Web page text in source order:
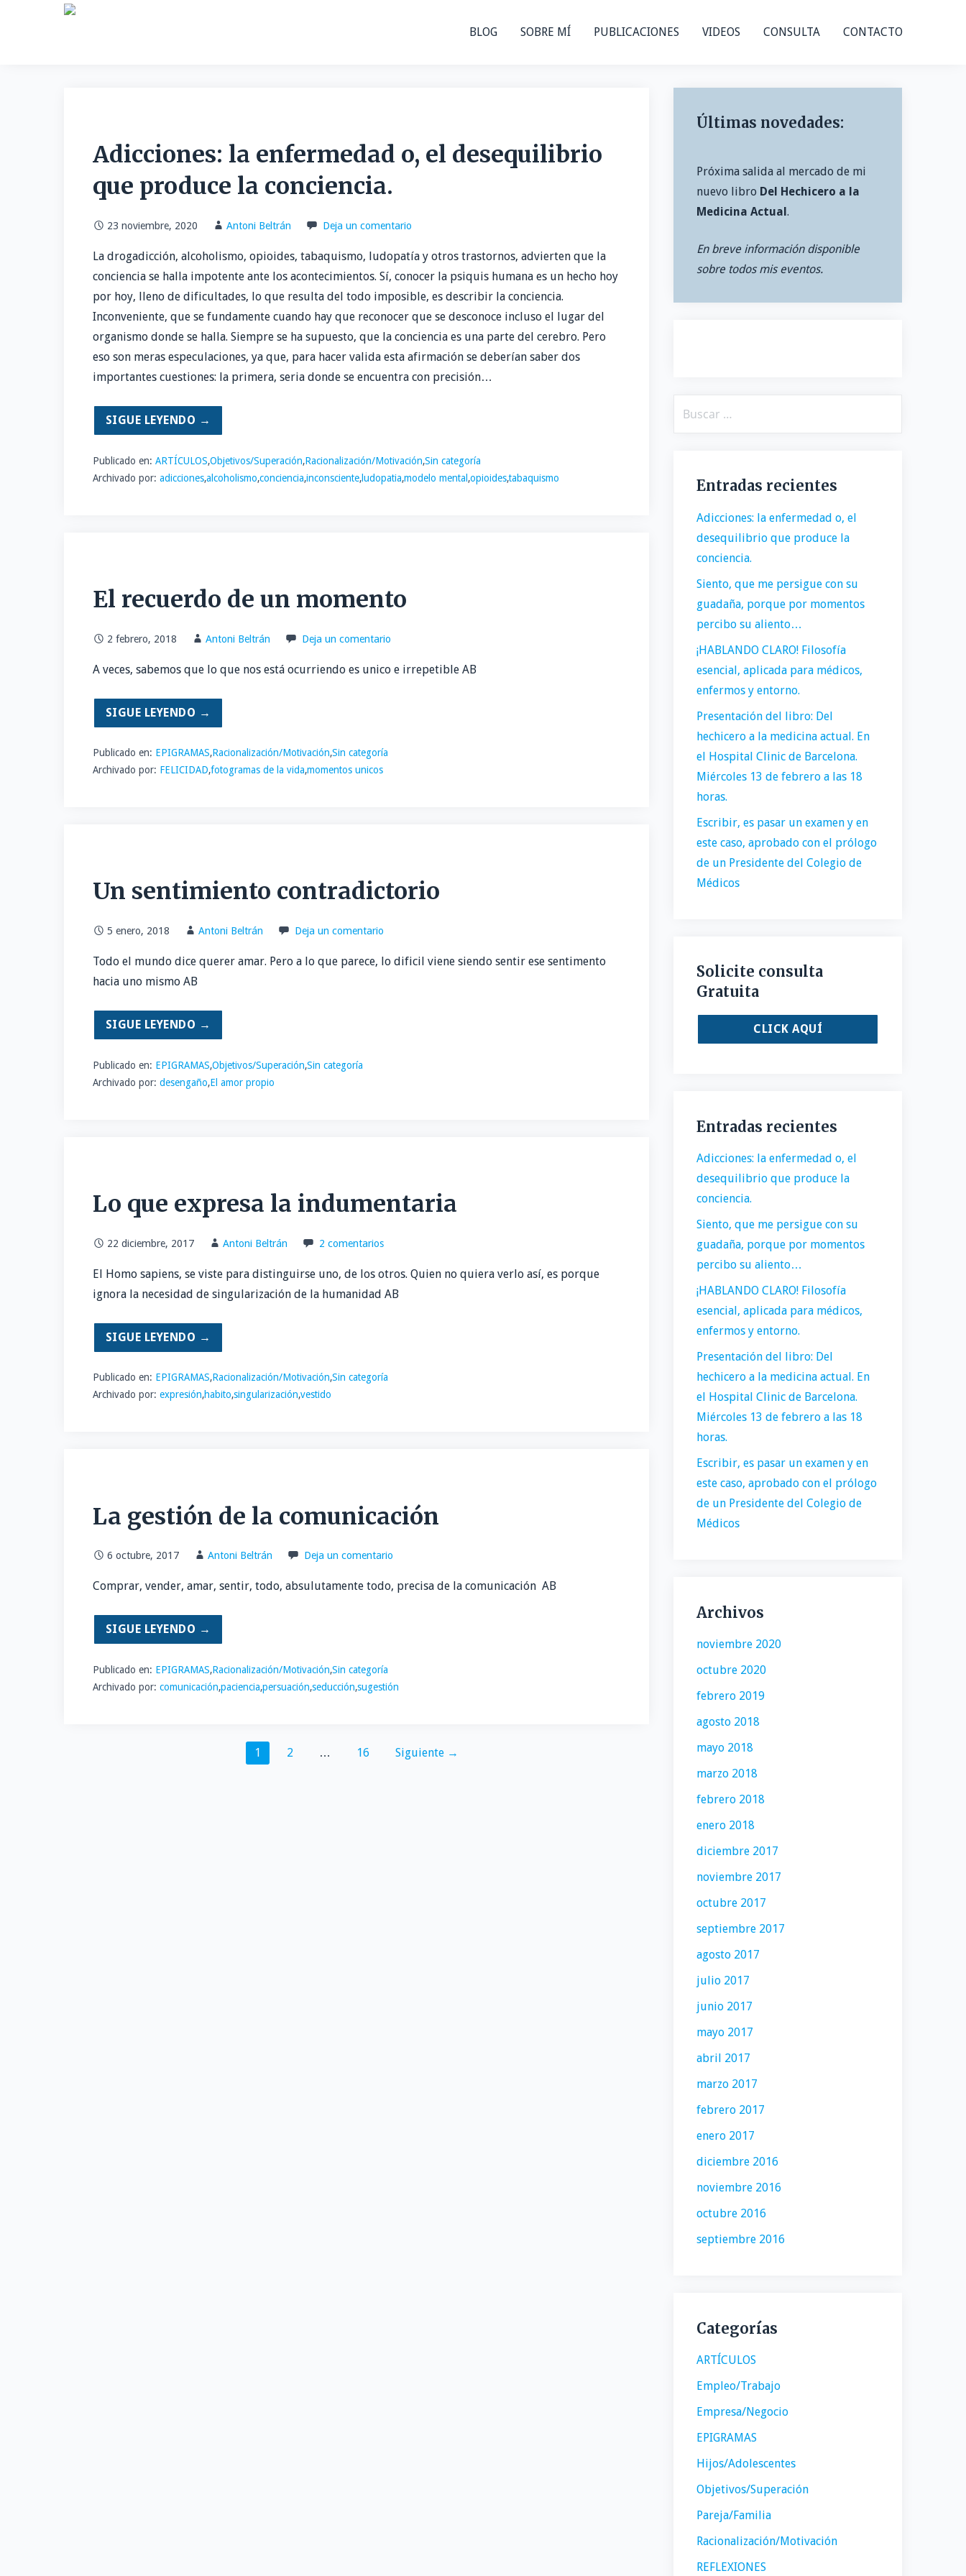
BLOG SOBRE MÍ PUBLICACIONES VIDEOS CONSULTA CONTACTO
Adicciones: la enfermedad o, el desequilibrio
que produce la conciencia.
23 noviembre, 2020 Antoni Beltrán Deja un comentario
La drogadicción, alcoholismo, opioides, tabaquismo, ludopatía y otros trastornos, advierten que la
conciencia se halla impotente ante los acontecimientos. Sí, conocer la psiquis humana es un hecho hoy
por hoy, lleno de dificultades, lo que resulta del todo imposible, es describir la conciencia.
Inconveniente, que se fundamente cuando hay que reconocer que se desconoce incluso el lugar del
organismo donde se halla. Siempre se ha supuesto, que la conciencia es una parte del cerebro. Pero
eso son meras especulaciones, ya que, para hacer valida esta afirmación se deberían saber dos
importantes cuestiones: la primera, seria donde se encuentra con precisión…
SIGUE LEYENDO →
Publicado en: ARTÍCULOS,Objetivos/Superación,Racionalización/Motivación,Sin categoría
Archivado por: adicciones,alcoholismo,conciencia,inconsciente,ludopatia,modelo mental,opioides,tabaquismo
El recuerdo de un momento
2 febrero, 2018 Antoni Beltrán Deja un comentario
A veces, sabemos que lo que nos está ocurriendo es unico e irrepetible AB
SIGUE LEYENDO →
Publicado en: EPIGRAMAS,Racionalización/Motivación,Sin categoría
Archivado por: FELICIDAD,fotogramas de la vida,momentos unicos
Un sentimiento contradictorio
5 enero, 2018 Antoni Beltrán Deja un comentario
Todo el mundo dice querer amar. Pero a lo que parece, lo dificil viene siendo sentir ese sentimento
hacia uno mismo AB
SIGUE LEYENDO →
Publicado en: EPIGRAMAS,Objetivos/Superación,Sin categoría
Archivado por: desengaño,El amor propio
Lo que expresa la indumentaria
22 diciembre, 2017 Antoni Beltrán 2 comentarios
El Homo sapiens, se viste para distinguirse uno, de los otros. Quien no quiera verlo así, es porque
ignora la necesidad de singularización de la humanidad AB
SIGUE LEYENDO →
Publicado en: EPIGRAMAS,Racionalización/Motivación,Sin categoría
Archivado por: expresión,habito,singularización,vestido
La gestión de la comunicación
6 octubre, 2017 Antoni Beltrán Deja un comentario
Comprar, vender, amar, sentir, todo, absulutamente todo, precisa de la comunicación AB
SIGUE LEYENDO →
Publicado en: EPIGRAMAS,Racionalización/Motivación,Sin categoría
Archivado por: comunicación,paciencia,persuación,seducción,sugestión
1 2 … 16 Siguiente →
Últimas novedades:
Próxima salida al mercado de mi
nuevo libro Del Hechicero a la
Medicina Actual .
En breve información disponible
sobre todos mis eventos.
Entradas recientes
Adicciones: la enfermedad o, el
desequilibrio que produce la
conciencia.
Siento, que me persigue con su
guadaña, porque por momentos
percibo su aliento…
¡HABLANDO CLARO! Filosofía
esencial, aplicada para médicos,
enfermos y entorno.
Presentación del libro: Del
hechicero a la medicina actual. En
el Hospital Clinic de Barcelona.
Miércoles 13 de febrero a las 18
horas.
Escribir, es pasar un examen y en
este caso, aprobado con el prólogo
de un Presidente del Colegio de
Médicos
Solicite consulta
Gratuita
CLICK AQUÍ
Entradas recientes
Adicciones: la enfermedad o, el
desequilibrio que produce la
conciencia.
Siento, que me persigue con su
guadaña, porque por momentos
percibo su aliento…
¡HABLANDO CLARO! Filosofía
esencial, aplicada para médicos,
enfermos y entorno.
Presentación del libro: Del
hechicero a la medicina actual. En
el Hospital Clinic de Barcelona.
Miércoles 13 de febrero a las 18
horas.
Escribir, es pasar un examen y en
este caso, aprobado con el prólogo
de un Presidente del Colegio de
Médicos
Archivos
noviembre 2020
octubre 2020
febrero 2019
agosto 2018
mayo 2018
marzo 2018
febrero 2018
enero 2018
diciembre 2017
noviembre 2017
octubre 2017
septiembre 2017
agosto 2017
julio 2017
junio 2017
mayo 2017
abril 2017
marzo 2017
febrero 2017
enero 2017
diciembre 2016
noviembre 2016
octubre 2016
septiembre 2016
Categorías
ARTÍCULOS
Empleo/Trabajo
Empresa/Negocio
EPIGRAMAS
Hijos/Adolescentes
Objetivos/Superación
Pareja/Familia
Racionalización/Motivación
REFLEXIONES